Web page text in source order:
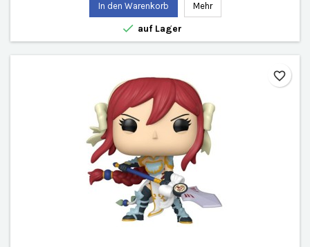
In den Warenkorb Mehr
 auf Lager
favorite_border